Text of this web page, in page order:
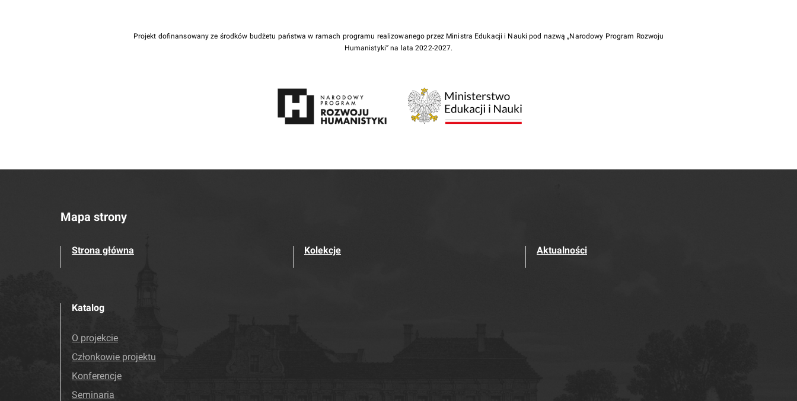
Projekt dofinansowany ze środków budżetu państwa w ramach programu realizowanego przez Ministra Edukacji i Nauki pod nazwą „Narodowy Program Rozwoju
Humanistyki” na lata 2022-2027.
Mapa strony
Strona główna Kolekcje Aktualności
Katalog
O projekcie
Członkowie projektu
Konferencje
Seminaria